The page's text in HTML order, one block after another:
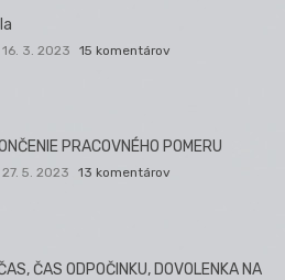
16. 3. 2023 15 komentárov
PRACOVNÉHO POMERU
27. 5. 2023 13 komentárov
ČAS ODPOČINKU, DOVOLENKA NA